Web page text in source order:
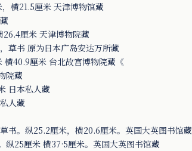
横21.5厘米 天津博物馆藏
厘米 天津博物院藏
草书 原为日本广岛安达万所藏
横40.9厘米 台北故宫博物院藏《
院藏
日本私人藏
人藏
书。纵25.2厘米，横20.6厘米。英国大英图书馆藏
纵25厘米 横37·5厘米。英国大英图书馆藏